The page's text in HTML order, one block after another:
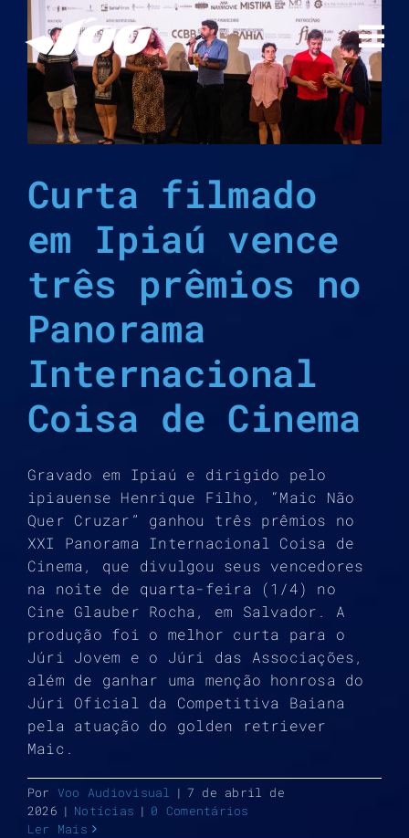
para
conteúdo
Curta filmado
em Ipiaú vence
três prêmios no
Panorama
Internacional
Coisa de Cinema
Gravado em Ipiaú e dirigido pelo
ipiauense Henrique Filho, “Maic Não
Quer Cruzar” ganhou três prêmios no
XXI Panorama Internacional Coisa de
Cinema, que divulgou seus vencedores
na noite de quarta-feira (1/4) no
Cine Glauber Rocha, em Salvador. A
produção foi o melhor curta para o
Júri Jovem e o Júri das Associações,
além de ganhar uma menção honrosa do
Júri Oficial da Competitiva Baiana
pela atuação do golden retriever
Maic.
Por Voo Audiovisual | 7 de abril de
2026 | Notícias | 0 Comentários
Ler Mais